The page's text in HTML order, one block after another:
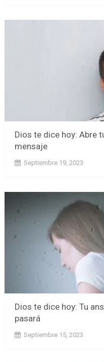
Dios te dice hoy: Abre
mensaje
Septiembre 19, 2023
Dios te dice hoy: Tu
pasará
Septiembre 15, 2023